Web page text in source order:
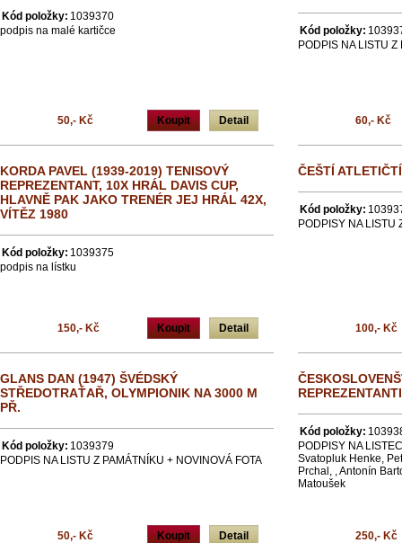
Kód položky: 1039370
podpis na malé kartičce
Koupit Detail
50,- Kč
Kód položky:
PODPIS NA LISTU Z
60,- Kč
KORDA PAVEL (1939-2019) TENISOVÝ
REPREZENTANT, 10X HRÁL DAVIS CUP,
HLAVNĚ PAK JAKO TRENÉR JEJ HRÁL 42X,
VÍTĚZ 1980
Kód položky: 1039375
podpis na lístku
Koupit Detail
150,- Kč
ČEŠTÍ
Kód položky:
PODPISY NA LISTU
100,- Kč
GLANS DAN (1947) ŠVÉDSKÝ
STŘEDOTRAŤAŘ, OLYMPIONIK NA 3000 M
PŘ.
Kód položky: 1039379
PODPIS NA LISTU Z PAMÁTNÍKU + NOVINOVÁ FOTA
Koupit Detail
50,- Kč
REPREZENTANTI
Kód položky:
PODPISY NA
Svatopluk Henke,
Prchal, , Antonín
Matoušek
250,- Kč